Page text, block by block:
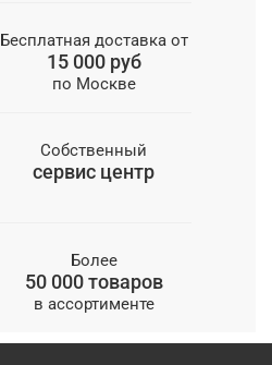
Бесплатная доставка от
15 000 руб
по Москве
Собственный
сервис центр
Более
50 000 товаров
в ассортименте